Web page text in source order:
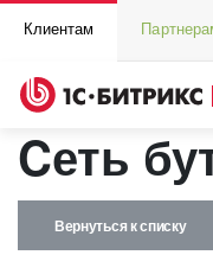
Клиентам
Cеть
Вернуться к списку